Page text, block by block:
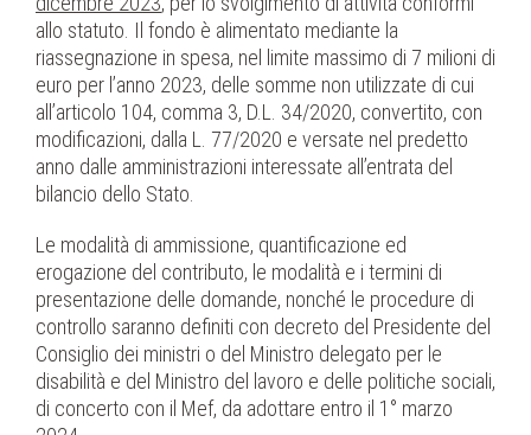
allo statuto. Il fondo è alimentato mediante la
riassegnazione in spesa, nel limite massimo di 7 milioni di
euro per l’anno 2023, delle somme non utilizzate di cui
all’articolo 104, comma 3, D.L. 34/2020, convertito, con
modificazioni, dalla L. 77/2020 e versate nel predetto
anno dalle amministrazioni interessate all’entrata del
bilancio dello Stato.
Le modalità di ammissione, quantificazione ed
erogazione del contributo, le modalità e i termini di
presentazione delle domande, nonché le procedure di
controllo saranno definiti con decreto del Presidente del
Consiglio dei ministri o del Ministro delegato per le
disabilità e del Ministro del lavoro e delle politiche sociali,
di concerto con il Mef, da adottare entro il 1° marzo